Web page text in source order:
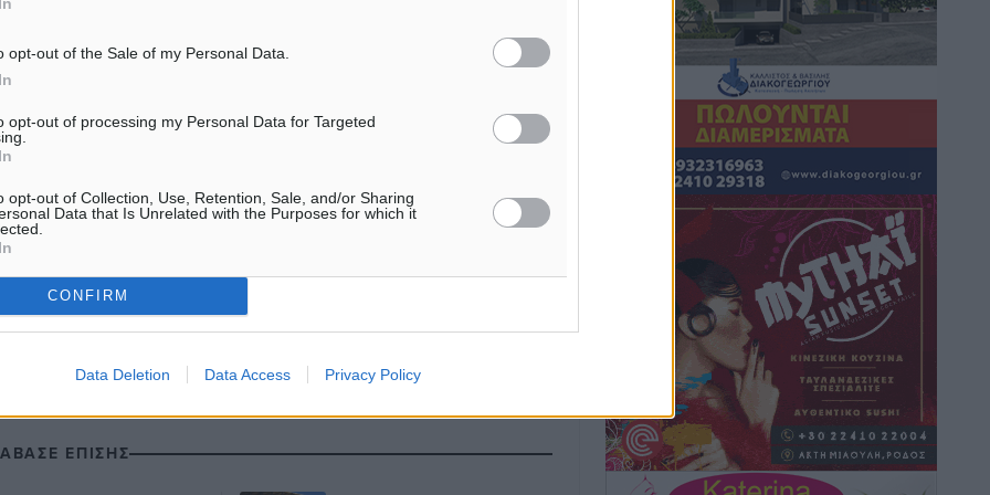
opt-out of the Sale of my Personal Data.
opt-out of processing my Personal Data for Targeted
opt-out of Collection, Use, Retention, Sale, and/or Sharing
Data that Is Unrelated with the Purposes for which it
CONFIRM
Data Deletion Data Access Privacy Policy
αναζήτησης
μας στο Google News ★ ↗
ΕΠΙΣΗΣ
Καιρός: Επιμένουν οι υψηλές
θερμοκρασίες – Ισχυρά μελτέμια έως 9
μποφόρ, σε «Red Code» 6 περιοχές
Τοπικές Ειδήσεις• πριν 5 ώρες
Τα φοιτητικά ενοίκια «τινάζουν στον
αέρα» τους οικογενειακούς
προϋπολογισμούς
• πριν 5 ώρες
Δύο νέοι ξενώνες παραδόθηκαν στις
Ένοπλες Δυνάμεις στη νήσο Ρω
Τοπικές Ειδήσεις πριν 5 ώρες
Συνεχίζεται η έξοδος του Αυγούστου –
Πάνω από 34.000 αναχωρούν σήμερα
μόνο από τον Πειραιά